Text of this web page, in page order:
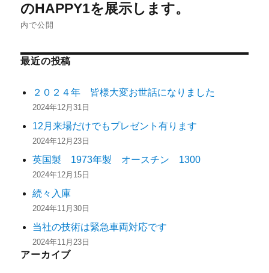
のHAPPY1を展示します。
内で公開
最近の投稿
２０２４年 皆様大変お世話になりました
2024年12月31日
12月来場だけでもプレゼント有ります
2024年12月23日
英国製 1973年製 オースチン 1300
2024年12月15日
続々入庫
2024年11月30日
当社の技術は緊急車両対応です
2024年11月23日
アーカイブ